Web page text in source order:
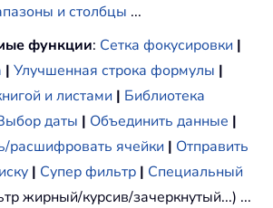
и столбцы ...
функции: Сетка фокусировки |
| Улучшенная строка формулы |
и листами | Библиотека
даты | Объединить данные |
расшифровать ячейки | Отправить
| Супер фильтр | Специальный
жирный/курсив/зачеркнутый...) ...